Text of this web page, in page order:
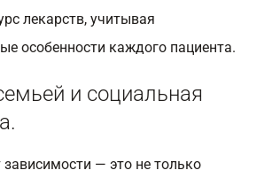
лекарств, учитывая
особенности каждого пациента.
и социальная
зависимости — это не только